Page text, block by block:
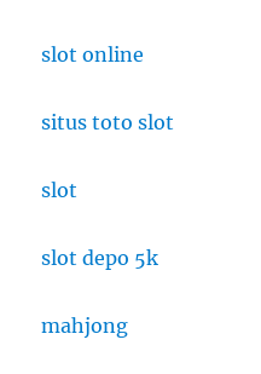
slot online
situs toto slot
slot
slot depo 5k
mahjong